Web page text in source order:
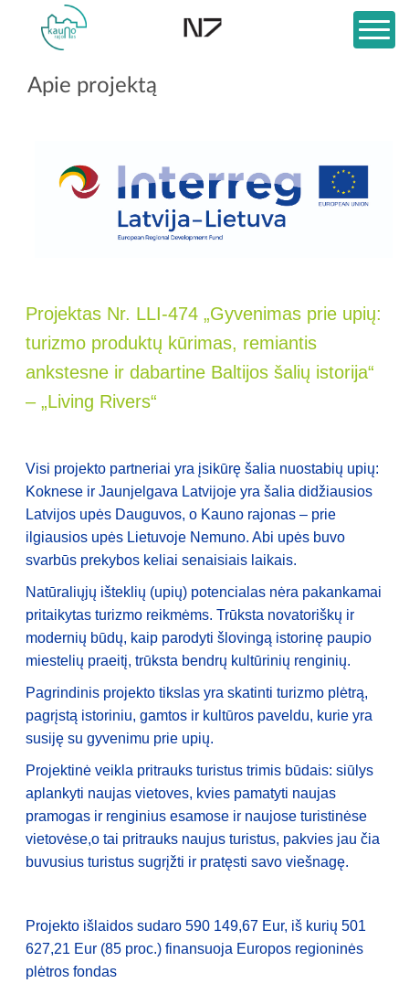
Apie projektą
Projektas Nr. LLI-474 „Gyvenimas prie upių:
turizmo produktų kūrimas, remiantis
ankstesne ir dabartine Baltijos šalių istorija“
– „Living Rivers“
Visi projekto partneriai yra įsikūrę šalia nuostabių upių:
Koknese ir Jaunjelgava Latvijoje yra šalia didžiausios
Latvijos upės Dauguvos, o Kauno rajonas – prie
ilgiausios upės Lietuvoje Nemuno. Abi upės buvo
svarbūs prekybos keliai senaisiais laikais.
Natūraliųjų išteklių (upių) potencialas nėra pakankamai
pritaikytas turizmo reikmėms. Trūksta novatoriškų ir
modernių būdų, kaip parodyti šlovingą istorinę paupio
miestelių praeitį, trūksta bendrų kultūrinių renginių.
Pagrindinis projekto tikslas yra skatinti turizmo plėtrą,
pagrįstą istoriniu, gamtos ir kultūros paveldu, kurie yra
susiję su gyvenimu prie upių.
Projektinė veikla pritrauks turistus trimis būdais: siūlys
aplankyti naujas vietoves, kvies pamatyti naujas
pramogas ir renginius esamose ir naujose turistinėse
vietovėse,o tai pritrauks naujus turistus, pakvies jau čia
buvusius turistus sugrįžti ir pratęsti savo viešnagę.
Projekto išlaidos sudaro 590 149,67 Eur, iš kurių 501
627,21 Eur (85 proc.) finansuoja Europos regioninės
plėtros fondas